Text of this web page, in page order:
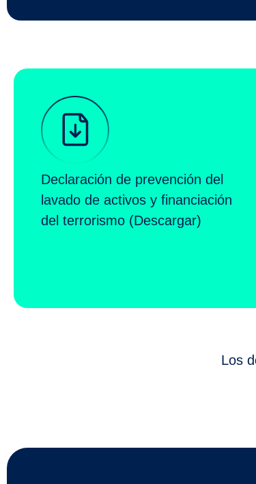
Declaración de prevención del
lavado de activos y financiación
del terrorismo (Descargar)
Los